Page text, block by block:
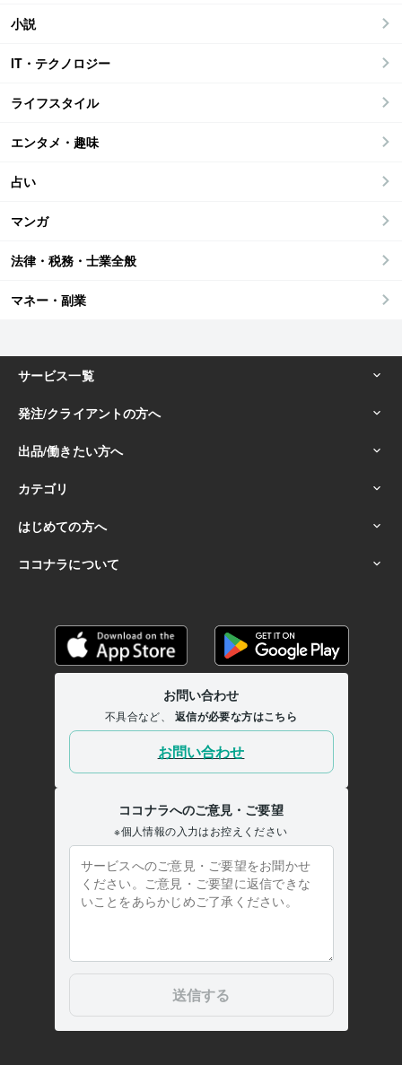
小説
IT・テクノロジー
ライフスタイル
エンタメ・趣味
占い
マンガ
法律・税務・士業全般
マネー・副業